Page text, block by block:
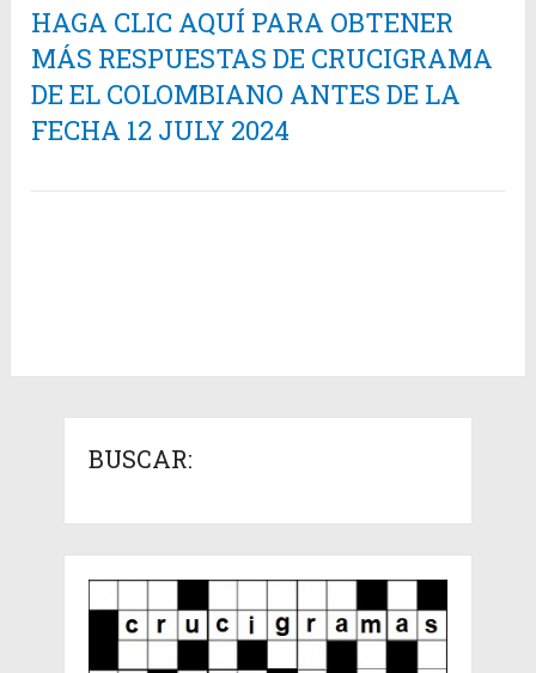
HAGA CLIC AQUÍ PARA OBTENER
MÁS RESPUESTAS DE CRUCIGRAMA
DE EL COLOMBIANO ANTES DE LA
FECHA 12 JULY 2024
BUSCAR: